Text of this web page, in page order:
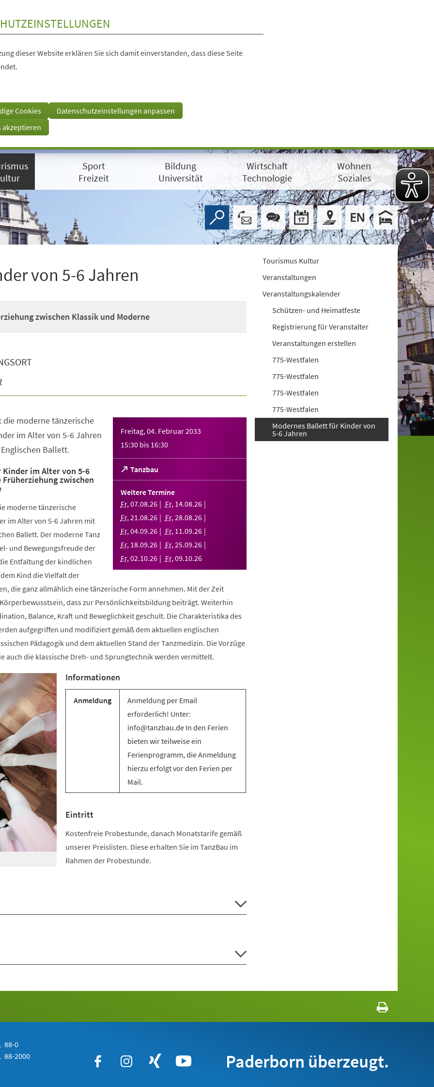
dieser Website erklären Sie sich damit einverstanden, dass diese Seite
Cookies
Datenschutzeinstellungen anpassen
akzeptieren
Sport
Freizeit
Bildung
Universität
Wirtschaft
Technologie
Wohnen
Soziales
von 5-6 Jahren
zwischen Klassik und Moderne
Freitag, 04. Februar 2033
15:30 bis 16:30
Tanzbau
(Öffnet
in
einem
Tab)
Weitere Termine
Fr,07.08.26 Fr, 14.08.26
Fr,21.08.26 Fr,28.08.26
Fr,04.09.26 Fr, 11.09.26
Fr, 18.09.26 Fr,25.09.26
Fr,02.10.26 Fr,09.10.26
die moderne tänzerische
im Alter von 5-6 Jahren
Ballett.
im Alter von 5-6
zwischen
moderne tänzerische
im Alter von 5-6 Jahren mit
Ballett. Der moderne Tanz
und Bewegungsfreude der
Entfaltung der kindlichen
Kind die Vielfalt der
die ganz allmählich eine tänzerische Form annehmen. Mit der Zeit
dass zur Persönlichkeitsbildung beiträgt. Weiterhin
Balance, Kraft und Beweglichkeit geschult. Die Charakteristika des
aufgegriffen und modifiziert gemäß dem aktuellen englischen
Pädagogik und dem aktuellen Stand der Tanzmedizin. Die Vorzüge
auch die klassische Dreh- und Sprungtechnik werden vermittelt.
Informationen
Anmeldung
Anmeldung per Email
erforderlich! Unter:
info@tanzbau.de In den Ferien
bieten wir teilweise ein
Ferienprogramm, die Anmeldung
hierzu erfolgt vor den Ferien per
Mail.
Eintritt
Kostenfreie Probestunde, danach Monatstarife gemäß
unserer Preislisten. Diese erhalten Sie im TanzBau im
Rahmen der Probestunde.
Tourismus Kultur
Veranstaltungen
Veranstaltungskalender
Schützen- und Heimatfeste
Registrierung für Veranstalter
Veranstaltungen erstellen
775-Westfalen
775-Westfalen
775-Westfalen
775-Westfalen
Modernes Ballett für Kinder von
5-6 Jahren
88-0
88-2000 Paderborn überzeugt.